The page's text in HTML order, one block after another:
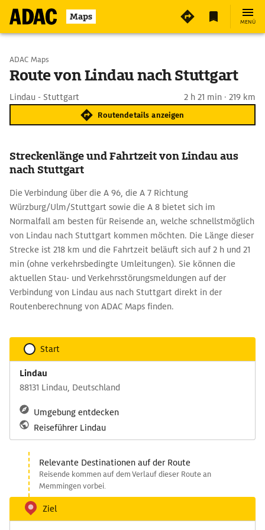
Maps MENÜ
Start wählen
ADAC Maps
Route von Lindau nach Stuttgart
Lindau - Stuttgart 2 h 21 min · 219 km
Routendetails anzeigen
Streckenlänge und Fahrtzeit von Lindau aus
nach Stuttgart
Die Verbindung über die A 96, die A 7 Richtung
Würzburg/Ulm/Stuttgart sowie die A 8 bietet sich im
Normalfall am besten für Reisende an, welche schnellstmöglich
von Lindau nach Stuttgart kommen möchten. Die Länge dieser
Strecke ist 218 km und die Fahrtzeit beläuft sich auf 2 h und 21
min (ohne verkehrsbedingte Umleitungen). Sie können die
aktuellen Stau- und Verkehrsstörungsmeldungen auf der
Verbindung von Lindau aus nach Stuttgart direkt in der
Routenberechnung von ADAC Maps finden.
Start
Lindau
88131 Lindau, Deutschland
Umgebung entdecken
Reiseführer Lindau
Relevante Destinationen auf der Route
Reisende kommen auf dem Verlauf dieser Route an
Memmingen vorbei.
Ziel